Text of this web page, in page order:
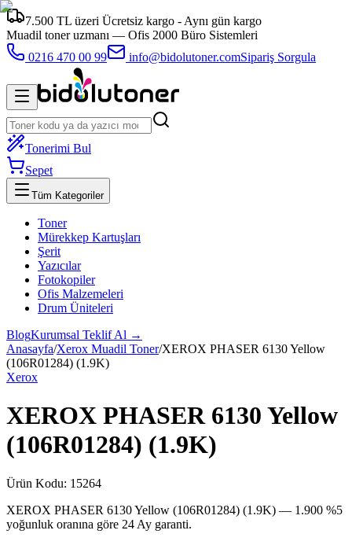
7.500 TL üzeri Ücretsiz kargo - Aynı gün kargo
Muadil toner uzmanı — Ofis 2000 Büro Sistemleri
0216 470 00 99
info@bidolutoner.comSipariş Sorgula
Tonerimi Bul
Sepet
Tüm Kategoriler
Toner
Mürekkep Kartuşları
Şerit
Yazıcılar
Fotokopiler
Ofis Malzemeleri
Drum Üniteleri
BlogKurumsal Teklif Al →
Anasayfa/Xerox Muadil Toner/XEROX PHASER 6130 Yellow
(106R01284) (1.9K)
Xerox
XEROX PHASER 6130 Yellow
(106R01284) (1.9K)
Ürün Kodu: 15264
XEROX PHASER 6130 Yellow (106R01284) (1.9K) — 1.900 %5
yoğunluk oranına göre 24 Ay garanti.